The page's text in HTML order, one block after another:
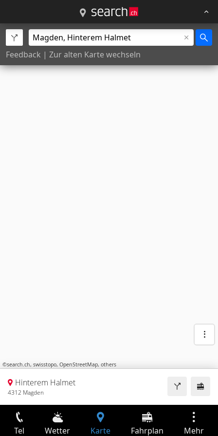
Feedback | Zur alten Karte wechseln
©search.ch, swisstopo, OpenStreetMap, others
Hinterem Halmet
4312 Magden
Tel Wetter Karte Fahrplan Mehr